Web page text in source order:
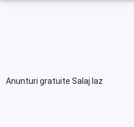
Anunturi gratuite Salaj Iaz